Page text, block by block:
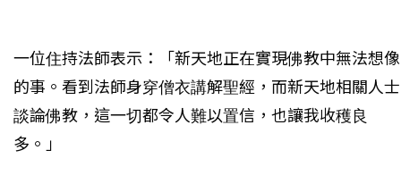
一位住持法師表示：「新天地正在實現佛教中無法想像
的事。看到法師身穿僧衣講解聖經，而新天地相關人士
談論佛教，這一切都令人難以置信，也讓我收穫良
多。」